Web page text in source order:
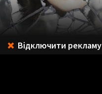
Відключити рекламу